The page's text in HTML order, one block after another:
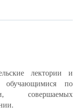
лектории и
обучающимися по
совершаемых